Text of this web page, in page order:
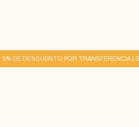
5% DE DESCUENTO POR TRANSFERENCIA |